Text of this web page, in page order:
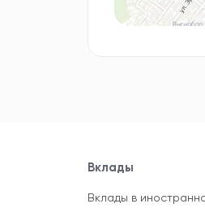
Вклады
Вклады в